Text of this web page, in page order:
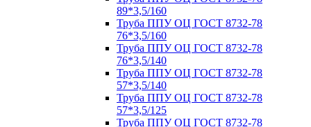
89*3,5/160
Труба ППУ ОЦ ГОСТ 8732-78
76*3,5/160
Труба ППУ ОЦ ГОСТ 8732-78
76*3,5/140
Труба ППУ ОЦ ГОСТ 8732-78
57*3,5/140
Труба ППУ ОЦ ГОСТ 8732-78
57*3,5/125
Труба ППУ ОЦ ГОСТ 8732-78